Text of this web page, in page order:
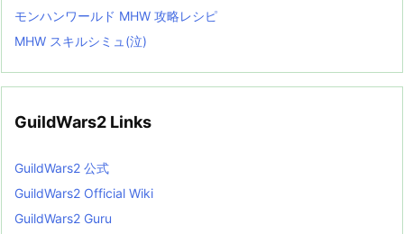
モンハンワールド MHW 攻略レシピ
MHW スキルシミュ(泣)
GuildWars2 Links
GuildWars2 公式
GuildWars2 Official Wiki
GuildWars2 Guru